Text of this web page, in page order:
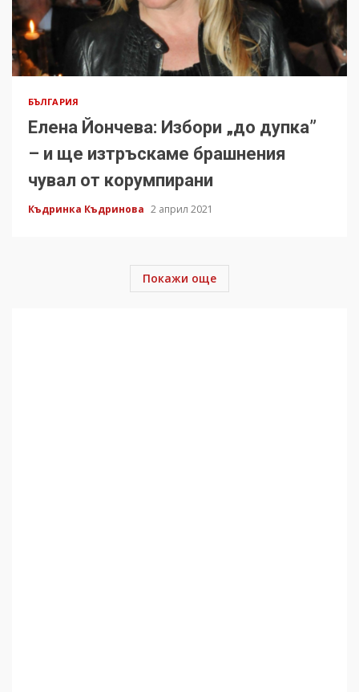
БЪЛГАРИЯ
Елена Йончева: Избори „до дупка”
– и ще изтръскаме брашнения
чувал от корумпирани
Къдринка Къдринова 2 април 2021
Покажи още